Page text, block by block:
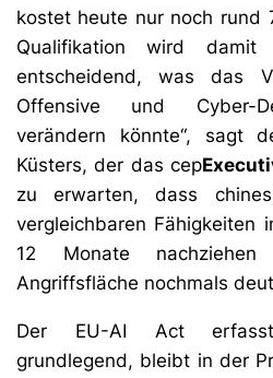
kostet heute nur noch rund
Qualifikation wird damit
entscheidend, was das
Offensive und Cyber-
verändern könnte“, sagt
Küsters, der das cep
zu erwarten, dass
vergleichbaren Fähigkeiten
12 Monate
Angriffsfläche nochmals
Der EU-AI Act
grundlegend, bleibt in der